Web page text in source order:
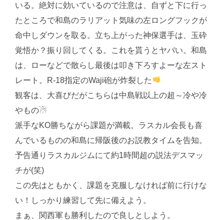
いる。絶対に効いているので注意は、自ずと下に行っ
たところで和島のラリアット気味の左ロングフックが
命中しダウンを取る。立ち上がった神保選手は、玉砕
覚悟か？振り回してくる。これを貰うとヤバい。和島
は、ローなどで散らし最後は叩き下ろすよーな左スト
レート。R-18指定のWaji砲が炸裂した
観客は、大喜びだがこちらは中島戦以上の超～冷や冷
やもの☃
派手なKO勝ちながら課題が満載。ラスカル会長も喜
んでいるものの和島に帰阪後のお説教タイムを告知。
予告通りラスカルジムにて約1時間超の説法デスマッ
チが(笑)
この先はともかく、課題を克服しなければ前に行けな
い！しっかり練習して先に備えよう。
まぁ、関西軍も勝利したので良しとしよう。